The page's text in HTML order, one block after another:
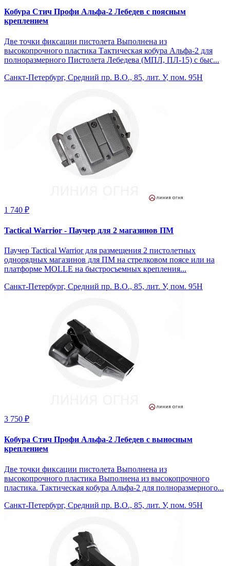
Кобура Стич Профи Альфа-2 Лебедев с поясным
креплением
Две точки фиксации пистолета Выполнена из
высокопрочного пластика Тактическая кобура Альфа-2 для
полноразмерного Пистолета Лебедева (МПЛ, ПЛ-15) с быс...
Санкт-Петербург, Средний пр. В.О., 85, лит. У, пом. 95Н
1 740 ₽
Tactical Warrior - Паучер для 2 магазинов ПМ
Паучер Tactical Warrior для размещения 2 пистолетных
однорядных магазинов для ПМ на стрелковом поясе или на
платформе MOLLE на быстросъемных крепления...
Санкт-Петербург, Средний пр. В.О., 85, лит. У, пом. 95Н
3 750 ₽
Кобура Стич Профи Альфа-2 Лебедев с выносным
креплением
Две точки фиксации пистолета Выполнена из
высокопрочного пластика Выполнена из высокопрочного
пластика. Тактическая кобура Альфа-2 для полноразмерного...
Санкт-Петербург, Средний пр. В.О., 85, лит. У, пом. 95Н